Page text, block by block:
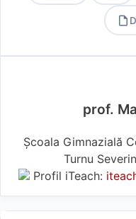
prof.
Școala Gimnazială
Turnu
Profil iTeach: